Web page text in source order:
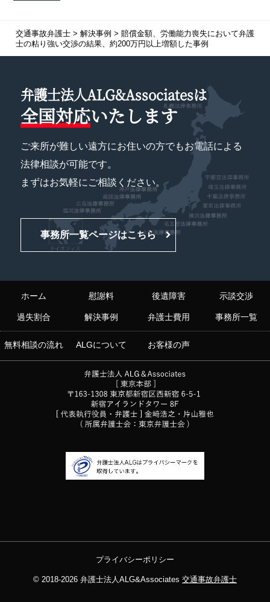
交通事故弁護士> 解決事例 > 賠償金額、労働能力喪失において弁護
士の粘り強い交渉の結果、約200万円以上増額した事例
弁護士法人ALG&Associatesは
全国対応いたします
ご来所が難しい遠方にお住いの方でもお電話による
法律相談が可能です。
まずはお気軽にご相談ください。
事務所一覧ページはこちら
ホーム 慰謝料 後遺障害 示談交渉
過失割合 解決事例 弁護士費用 事務所一覧
無料相談の流れ ALGについて お客様の声
プライバシーポリシー
© 2018-2026 弁護士法人ALG&Associates 交通事故弁護士